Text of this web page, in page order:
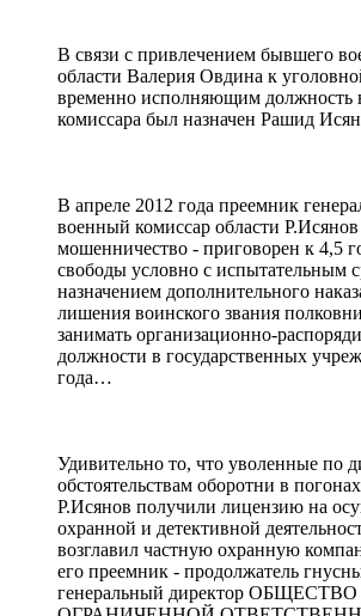
В связи с привлечением бывшего
области Валерия Овдина к
временно исполняющим должность
комиссара был назначен Рашид
В апреле 2012 года преемник
военный комиссар области
мошенничество - приговорен к 4,5
свободы условно с испытательным
назначением дополнительного
лишения воинского звания
занимать организационно-
должности в государственных
года…
Удивительно то, что уволенные по
обстоятельствам оборотни в
Р.Исянов получили лицензию на
охранной и детективной
возглавил частную охранную
его преемник - продолжатель
генеральный директор